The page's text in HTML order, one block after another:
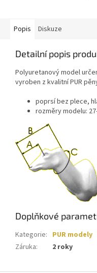
Popis Diskuze
Detailní popis
Polyuretanový model
vyroben z kvalitní PUR
poprsí bez plece,
rozměry modelu:
Doplňkové
Kategorie: PUR modely
Záruka: 2 roky